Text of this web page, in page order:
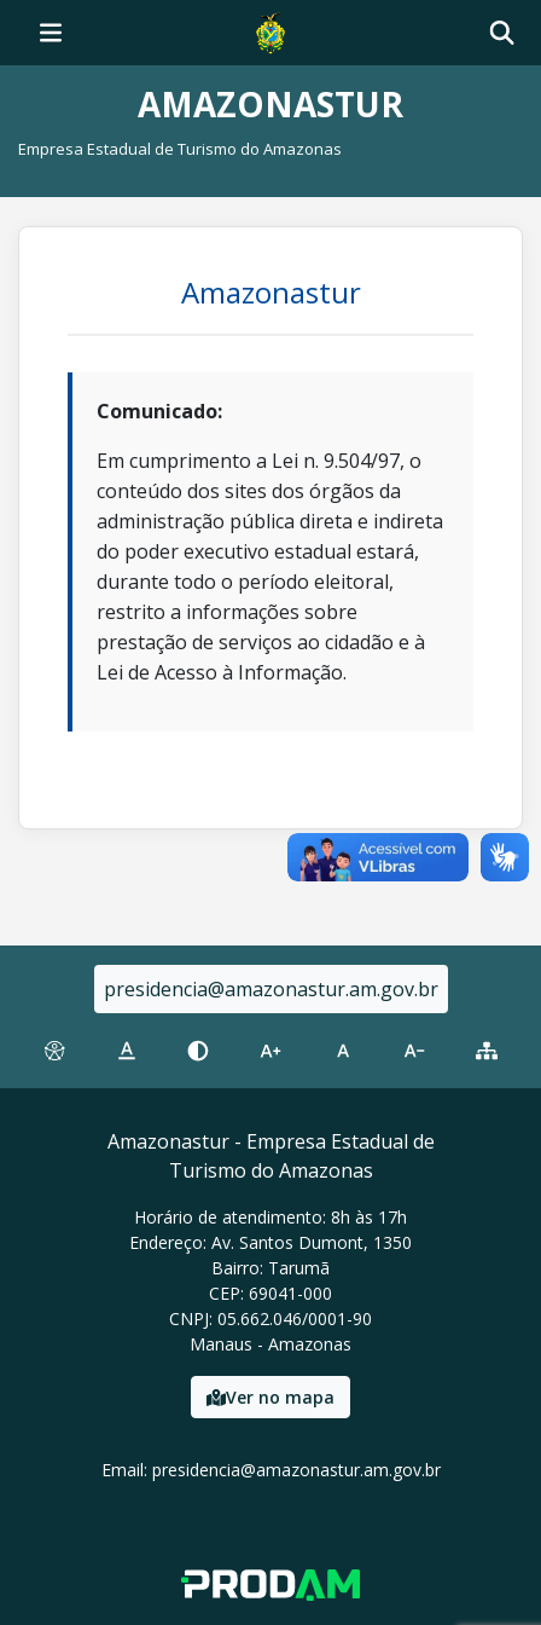
AMAZONASTUR
Empresa Estadual de Turismo do Amazonas
Amazonastur
Comunicado:
Em cumprimento a Lei n. 9.504/97, o
conteúdo dos sites dos órgãos da
administração pública direta e indireta
do poder executivo estadual estará,
durante todo o período eleitoral,
restrito a informações sobre
prestação de serviços ao cidadão e à
Lei de Acesso à Informação.
presidencia@amazonastur.am.gov.br
Amazonastur - Empresa Estadual de
Turismo do Amazonas
Horário de atendimento: 8h às 17h
Endereço: Av. Santos Dumont, 1350
Bairro: Tarumã
CEP: 69041-000
CNPJ: 05.662.046/0001-90
Manaus - Amazonas
Ver no mapa
Email: presidencia@amazonastur.am.gov.br